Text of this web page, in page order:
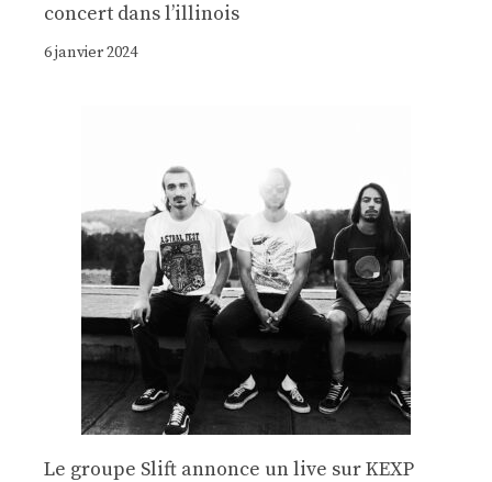
concert dans l’illinois
6 janvier 2024
Le groupe Slift annonce un live sur KEXP